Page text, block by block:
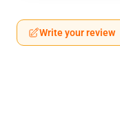
Write your review